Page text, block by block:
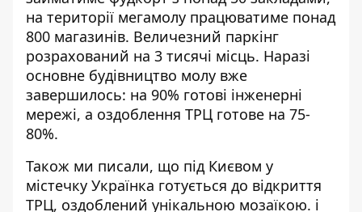
на території мегамолу працюватиме понад
800 магазинів. Величезний паркінг
розрахований на 3 тисячі місць. Наразі
основне будівництво молу вже
завершилось: на 90% готові інженерні
мережі, а оздоблення ТРЦ готове на 75-
80%.
Також ми писали, що під Києвом у
містечку Українка готується до відкриття
ТРЦ, оздоблений унікальною мозаїкою. і